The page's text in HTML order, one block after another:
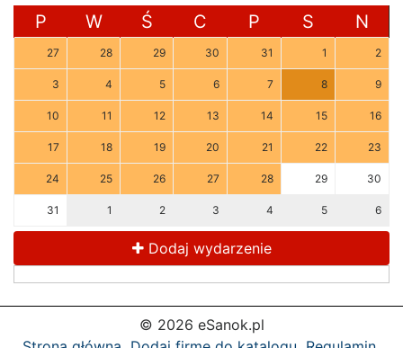
P W Ś C P S N
27 28 29 30 31 1 2
3 4 5 6 7 8 9
10 11 12 13 14 15 16
17 18 19 20 21 22 23
24 25 26 27 28 29 30
31 1 2 3 4 5 6
Dodaj wydarzenie
© 2026 eSanok.pl